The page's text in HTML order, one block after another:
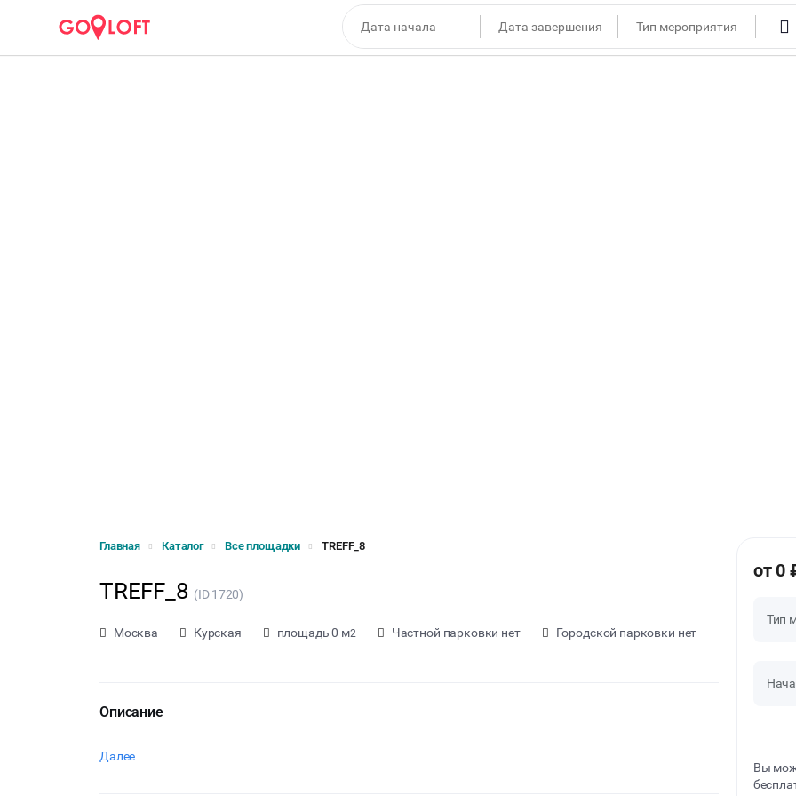
Главная Каталог Все площадки TREFF_8
TREFF_8 (ID 1720)
Москва Курская площадь 0 м2 Частной парковки нет Городской парковки нет
Описание
Далее
от 0
Тип
Вы